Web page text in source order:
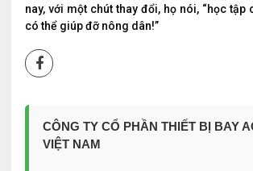
nay, với một chút thay đổi, họ nói, “học tập
có thể giúp đỡ nông dân!”
CÔNG TY CỔ PHẦN THIẾT BỊ BAY
VIỆT NAM